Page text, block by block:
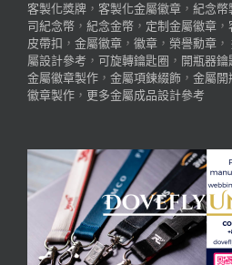
客製化獎牌 ， 客製化金屬徽章 ， 紀念幣
司紀念幣 ， 紀念金幣 ， 定制金屬徽章 ，
皮帶扣 ， 金屬徽章 ， 徽章 ， 榮譽勳章 ，
屬設計參考 ， 可旋轉鑰匙圈 ， 開瓶器
金屬徽章製作 ， 金屬項鍊綴飾 ， 金屬開
徽章製作 ， 更多金屬成品設計參考